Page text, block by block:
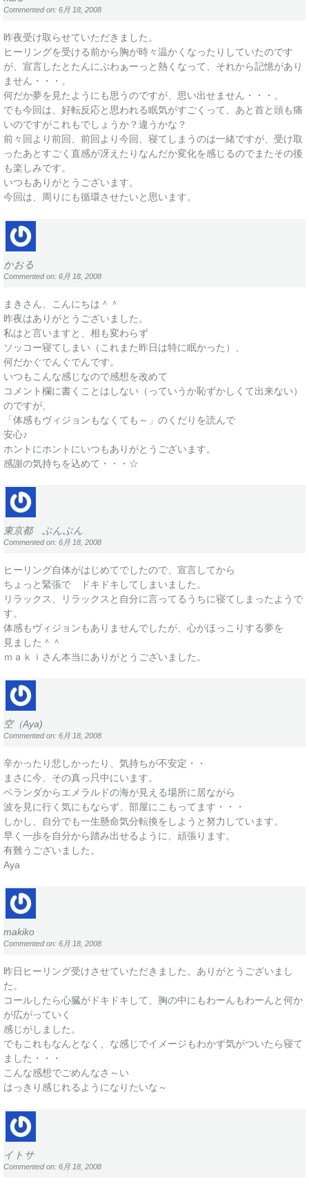
Commented on: 6月 18, 2008
昨夜受け取らせていただきました。
ヒーリングを受ける前から胸が時々温かくなったりしていたのです
が、宣言したとたんにぶわぁーっと熱くなって、それから記憶があり
ません・・・。
何だか夢を見たようにも思うのですが、思い出せません・・・。
でも今回は、好転反応と思われる眠気がすごくって、あと首と頭も痛
いのですがこれもでしょうか？違うかな？
前々回より前回、前回より今回、寝てしまうのは一緒ですが、受け取
ったあとすごく直感が冴えたりなんだか変化を感じるのでまたその後
も楽しみです。
いつもありがとうございます。
今回は、周りにも循環させたいと思います。
かおる
Commented on: 6月 18, 2008
まきさん、こんにちは＾＾
昨夜はありがとうございました。
私はと言いますと、相も変わらず
ソッコー寝てしまい（これまた昨日は特に眠かった）、
何だかぐでんぐでんです。
いつもこんな感じなので感想を改めて
コメント欄に書くことはしない（っていうか恥ずかしくて出来ない）
のですが、
「体感もヴィジョンもなくても～」のくだりを読んで
安心♪
ホントにホントにいつもありがとうございます。
感謝の気持ちを込めて・・・☆
東京都 ぶんぶん
Commented on: 6月 18, 2008
ヒーリング自体がはじめてでしたので、宣言してから
ちょっと緊張で ドキドキしてしまいました。
リラックス、リラックスと自分に言ってるうちに寝てしまったようで
す。
体感もヴィジョンもありませんでしたが、心がほっこりする夢を
見ました＾＾
ｍａｋｉさん本当にありがとうございました。
空（Aya)
Commented on: 6月 18, 2008
辛かったり悲しかったり、気持ちが不安定・・
まさに今、その真っ只中にいます。
ベランダからエメラルドの海が見える場所に居ながら
波を見に行く気にもならず、部屋にこもってます・・・
しかし、自分でも一生懸命気分転換をしようと努力しています。
早く一歩を自分から踏み出せるように、頑張ります。
有難うございました。
Aya
makiko
Commented on: 6月 18, 2008
昨日ヒーリング受けさせていただきました。ありがとうございまし
た。
コールしたら心臓がドキドキして、胸の中にもわーんもわーんと何か
が広がっていく
感じがしました。
でもこれもなんとなく、な感じでイメージもわかず気がついたら寝て
ました・・・
こんな感想でごめんなさ～い
はっきり感じれるようになりたいな～
イトサ
Commented on: 6月 18, 2008